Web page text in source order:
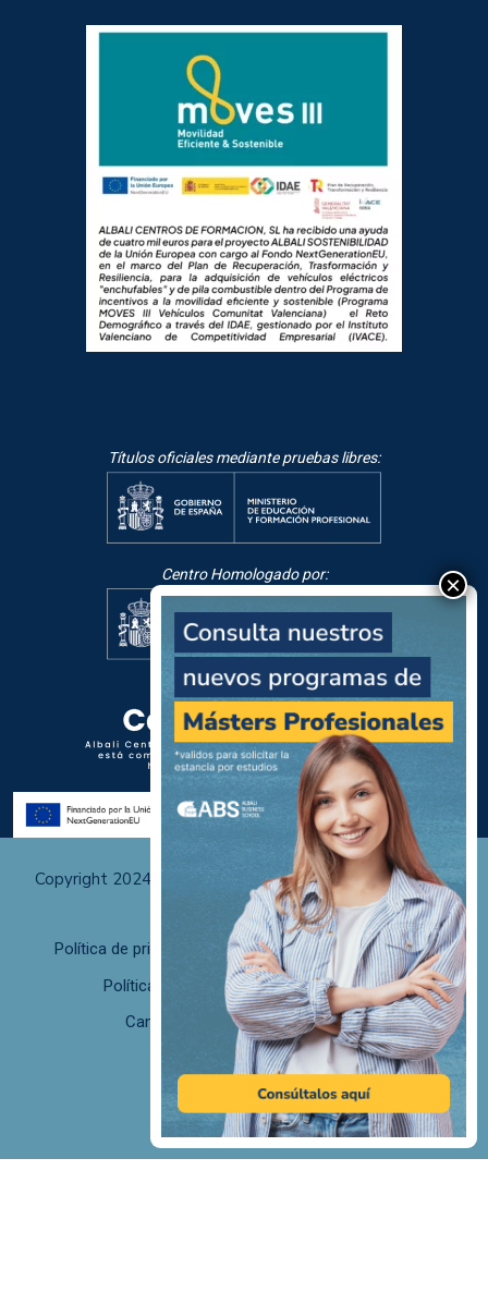
Títulos oficiales mediante pruebas libres:
Centro Homologado por:
Copyright 2024 Albali Centros de Formación | Todos los
derechos reservados
Política de privacidad
Políticas de uso y cookies
Política de calidad
F. desistimiento
Canal de Denuncias/Canal Ético